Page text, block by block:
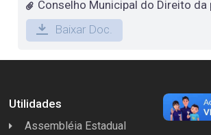
Baixar Doc.
Utilidades
Assembléia Estadual